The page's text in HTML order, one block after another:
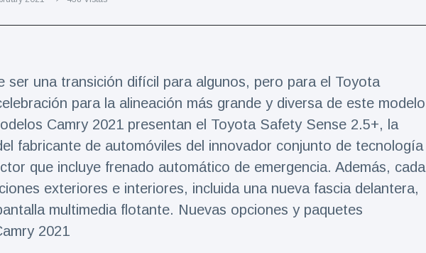
ser una transición difícil para algunos, pero para el Toyota
para la alineación más grande y diversa de este modelo
Camry 2021 presentan el Toyota Safety Sense 2.5+, la
fabricante de automóviles del innovador conjunto de tecnología
que incluye frenado automático de emergencia. Además, cada
exteriores e interiores, incluida una nueva fascia delantera,
multimedia flotante. Nuevas opciones y paquetes
2021